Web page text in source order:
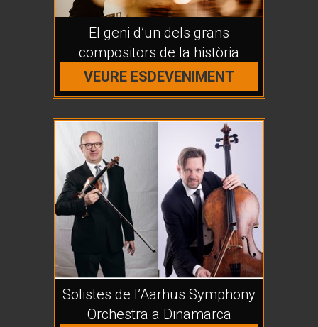
El geni d’un dels grans
compositors de la història
VEURE ESDEVENIMENT
Solistes de l’Aarhus Symphony
Orchestra a Dinamarca